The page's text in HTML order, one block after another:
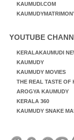
KAUMUDI.COM
YOUTUBE
KERALAKAUMUDI
KAUMUDY
KAUMUDY MOVIES
THE REAL TASTE OF
AROGYA KAUMUDY
KERALA 360
KAUMUDY SNAKE